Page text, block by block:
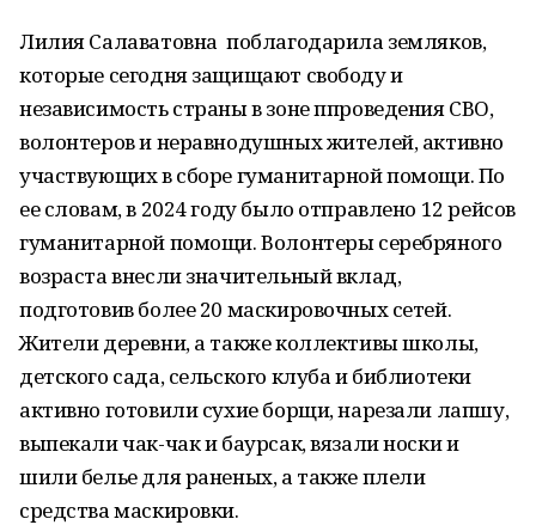
Лилия Салаватовна поблагодарила земляков,
которые сегодня защищают свободу и
независимость страны в зоне ппроведения СВО,
волонтеров и неравнодушных жителей, активно
участвующих в сборе гуманитарной помощи. По
ее словам, в 2024 году было отправлено 12 рейсов
гуманитарной помощи. Волонтеры серебряного
возраста внесли значительный вклад,
подготовив более 20 маскировочных сетей.
Жители деревни, а также коллективы школы,
детского сада, сельского клуба и библиотеки
активно готовили сухие борщи, нарезали лапшу,
выпекали чак-чак и баурсак, вязали носки и
шили белье для раненых, а также плели
средства маскировки.